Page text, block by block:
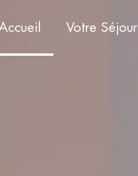
Votre Séjour